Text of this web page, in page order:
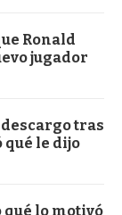
Ronald
jugador
tras
qué le dijo
qué lo motivó